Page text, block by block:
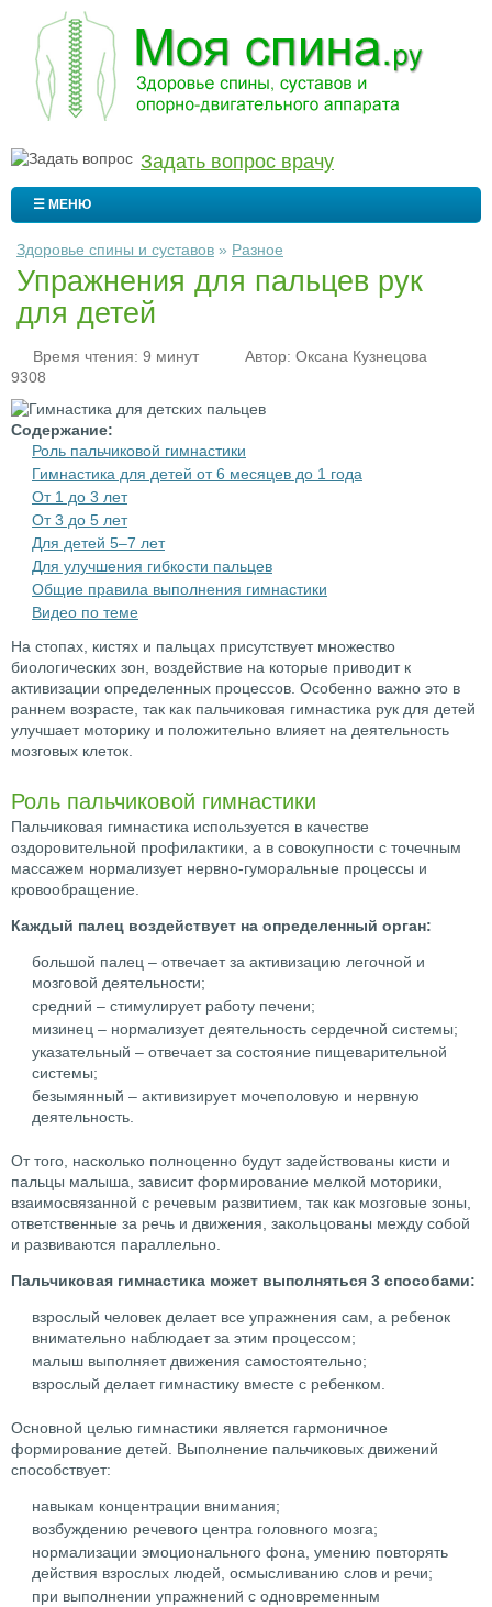
Задать вопрос врачу
☰ МЕНЮ
Здоровье спины и суставов » Разное
Упражнения для пальцев рук
для детей
Время чтения: 9 минут Автор: Оксана Кузнецова
9308
Содержание:
Роль пальчиковой гимнастики
Гимнастика для детей от 6 месяцев до 1 года
От 1 до 3 лет
От 3 до 5 лет
Для детей 5–7 лет
Для улучшения гибкости пальцев
Общие правила выполнения гимнастики
Видео по теме
На стопах, кистях и пальцах присутствует множество
биологических зон, воздействие на которые приводит к
активизации определенных процессов. Особенно важно это в
раннем возрасте, так как пальчиковая гимнастика рук для детей
улучшает моторику и положительно влияет на деятельность
мозговых клеток.
Роль пальчиковой гимнастики
Пальчиковая гимнастика используется в качестве
оздоровительной профилактики, а в совокупности с точечным
массажем нормализует нервно-гуморальные процессы и
кровообращение.
Каждый палец воздействует на определенный орган:
большой палец – отвечает за активизацию легочной и
мозговой деятельности;
средний – стимулирует работу печени;
мизинец – нормализует деятельность сердечной системы;
указательный – отвечает за состояние пищеварительной
системы;
безымянный – активизирует мочеполовую и нервную
деятельность.
От того, насколько полноценно будут задействованы кисти и
пальцы малыша, зависит формирование мелкой моторики,
взаимосвязанной с речевым развитием, так как мозговые зоны,
ответственные за речь и движения, закольцованы между собой
и развиваются параллельно.
Пальчиковая гимнастика может выполняться 3 способами:
взрослый человек делает все упражнения сам, а ребенок
внимательно наблюдает за этим процессом;
малыш выполняет движения самостоятельно;
взрослый делает гимнастику вместе с ребенком.
Основной целью гимнастики является гармоничное
формирование детей. Выполнение пальчиковых движений
способствует:
навыкам концентрации внимания;
возбуждению речевого центра головного мозга;
нормализации эмоционального фона, умению повторять
действия взрослых людей, осмысливанию слов и речи;
при выполнении упражнений с одновременным